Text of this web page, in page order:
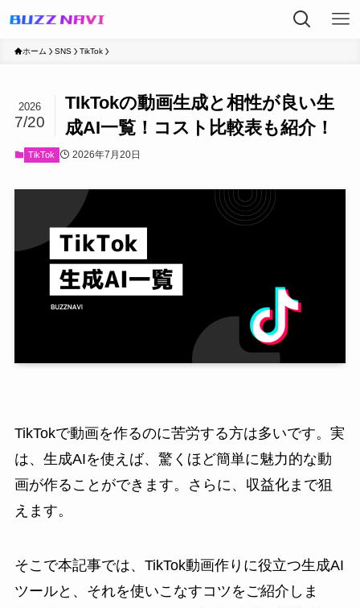
ホーム SNS TikTok
TIkTokの動画生成と相性が良い生
成AI一覧！コスト比較表も紹介！
2026
7/20
TikTok 2026年7月20日
TikTokで動画を作るのに苦労する方は多いです。実
は、生成AIを使えば、驚くほど簡単に魅力的な動
画が作ることができます。さらに、収益化まで狙
えます。
そこで本記事では、TikTok動画作りに役立つ生成AI
ツールと、それを使いこなすコツをご紹介しま